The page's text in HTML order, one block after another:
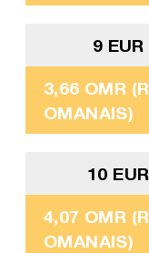
9
3,66 OMR
OMANAIS)
10
4,07 OMR
OMANAIS)